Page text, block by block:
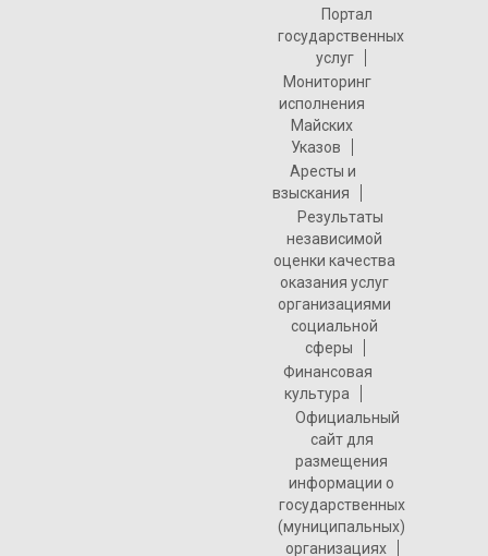
Портал
государственных
услуг
Мониторинг
исполнения
Майских
Указов
Аресты и
взыскания
Результаты
независимой
оценки качества
оказания услуг
организациями
социальной
сферы
Финансовая
культура
Официальный
сайт для
размещения
информации о
государственных
(муниципальных)
организациях